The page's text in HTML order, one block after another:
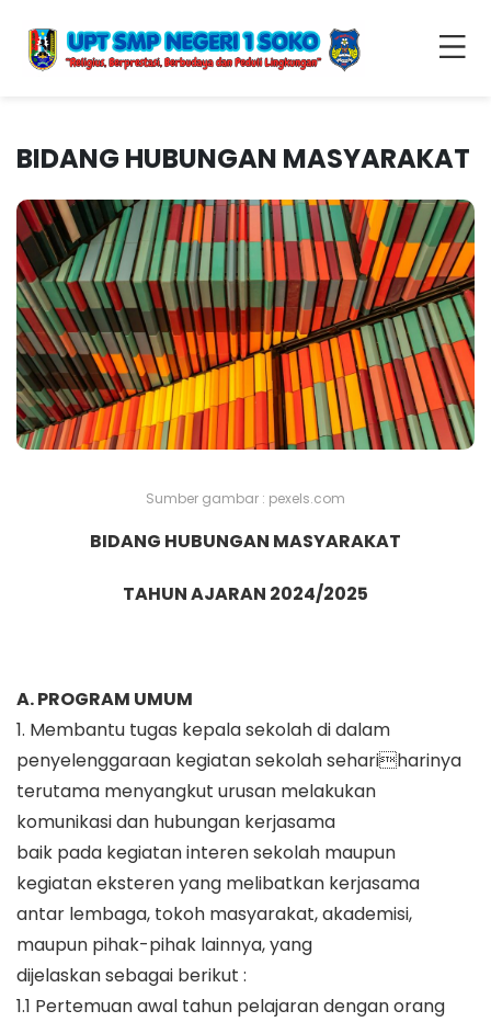
BIDANG HUBUNGAN MASYARAKAT
Sumber gambar : pexels.com
BIDANG HUBUNGAN MASYARAKAT
TAHUN AJARAN 2024/2025
A. PROGRAM UMUM
1. Membantu tugas kepala sekolah di dalam
penyelenggaraan kegiatan sekolah sehariharinya
terutama menyangkut urusan melakukan
komunikasi dan hubungan kerjasama
baik pada kegiatan interen sekolah maupun
kegiatan eksteren yang melibatkan kerjasama
antar lembaga, tokoh masyarakat, akademisi,
maupun pihak-pihak lainnya, yang
dijelaskan sebagai berikut :
1.1 Pertemuan awal tahun pelajaran dengan orang